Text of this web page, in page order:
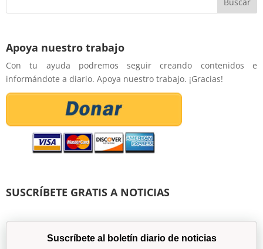
Apoya nuestro trabajo
Con tu ayuda podremos seguir creando contenidos e
informándote a diario. Apoya nuestro trabajo. ¡Gracias!
SUSCRÍBETE GRATIS A NOTICIAS
Suscríbete al boletín diario de noticias